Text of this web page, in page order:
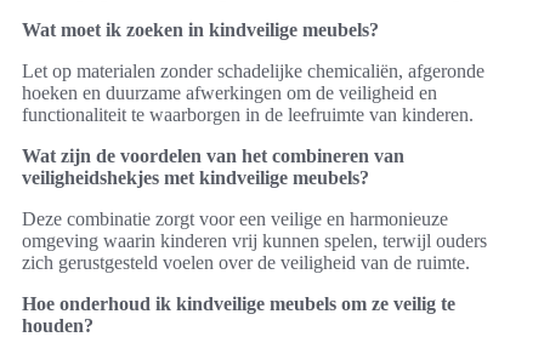
Wat moet ik zoeken in kindveilige meubels?
Let op materialen zonder schadelijke chemicaliën, afgeronde
hoeken en duurzame afwerkingen om de veiligheid en
functionaliteit te waarborgen in de leefruimte van kinderen.
Wat zijn de voordelen van het combineren van
veiligheidshekjes met kindveilige meubels?
Deze combinatie zorgt voor een veilige en harmonieuze
omgeving waarin kinderen vrij kunnen spelen, terwijl ouders
zich gerustgesteld voelen over de veiligheid van de ruimte.
Hoe onderhoud ik kindveilige meubels om ze veilig te
houden?